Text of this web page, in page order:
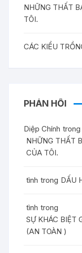
NHỮNG THẤT
TÔI.
CÁC KIỂU
PHẢN HỒI
Diệp Chính trong
NHỮNG THẤT
CỦA TÔI.
tình trong DẤU
tình trong
SỰ KHÁC BIỆT
(AN TOÀN )